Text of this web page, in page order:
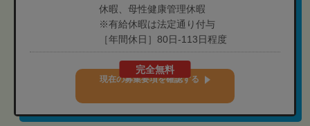
休暇、母性健康管理休暇
※有給休暇は法定通り付与
［年間休日］80日-113日程度
完全無料
現在の募集要項を確認する